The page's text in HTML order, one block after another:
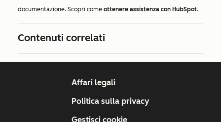
documentazione. Scopri come ottenere assistenza con HubSpot.
Contenuti correlati
Affari legali
Politica sulla privacy
Gestisci cookie